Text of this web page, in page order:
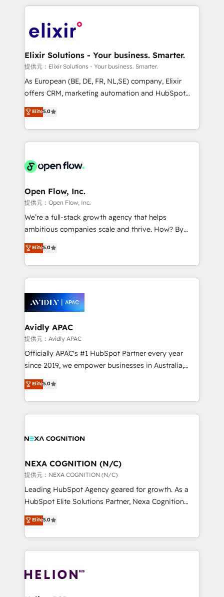
HIPAA-aware; CASL-compliant; GDPR-ready
implementations where required 💡 Why 500+
built to scale.
applications of our solutions; Technical HubSpot
Design, Migrations + Integrations. Mole Street’s
greatness, which is achieved through creating
absolute clarity, derived from a well-defined
strategy, executed well, and reported on with clear
results. The culture is driven by core values; Joy, Grit,
Mindedness, and Clarity. We are driven to win for the
collective good of the company and its clientele, and
things are happening.
Elixir Solutions - Your business. Smarter.
提供元：Elixir Solutions - Your business. Smarter.
As European (BE, DE, FR, NL,SE) company, Elixir
offers CRM, marketing automation and HubSpot
integration products and services to mid-market
and enterprise customers. We ensure that your sales,
service and marketing department operates in the
most effective way, while at the same time
integrated buyers journey. Elixir is located in
and Stockholm Elixir is a first mover and leader
when it comes to HubSpot sales and service
implementations, highly renowned for our business
acumen, process (re-)design experience and a
integrate HubSpot with complex solutions like SAP,
MicroSoft, custom solutions,... Our company also has
execution, CPQ, customer portals and HubSpot CMS
Elite5.0
Open Flow, Inc.
提供元：Open Flow, Inc.
We’re a full-stack growth agency that helps
ambitious companies scale and thrive. How? By
upgrading and streamlining every single revenue-
generating aspect of your business. We’re proud
HubSpot Elite Solutions Partners and devout CRM
nerds who can harness HubSpot’s custom digital
experience. Working hand-in-hand with your team,
we’ll assemble a RevOps machine that drives more
traffic, generates better leads and crushes your
revenue goals. We've worked with thousands of
HubSpot customers and we'd love to work with you
too! Clients come to us for: Advanced CRM solutions
HubSpot Data System Migrations between systems
to HubSpot New lead generation strategies Time-
Elite5.0
Avidly APAC
提供元：Avidly APAC
Officially APAC's #1 HubSpot Partner every year
since 2019, we empower businesses in Australia,
New Zealand, and globally to realise their full
potential through enterprise HubSpot CRM
implementation. And we deliver best practice across
the whole HubSpot platform, covering marketing,
all businesses, from start-up to Enterprise, and have
the world. Our human approach to digital
transformation is designed for businesses who want
to grow. And we're passionate about APAC
businesses leading the world in technology, agility
record migrating businesses from CRM & Marketing
Platforms such as Salesforce, Dynamics, Pipedrive,
with attract and retain customers, manage their
business people and processes, and how they
Elite5.0
NEXA COGNITION (N/C)
提供元：NEXA COGNITION (N/C)
Leading HubSpot Agency geared for growth. As a
HubSpot Elite Solutions Partner, Nexa Cognition
ranks in the top 1% of global HubSpot Partners and
has been one of the longest-standing partners since
2012. We empower businesses to harness the full
potential of HubSpot by combining strategic
bespoke HubSpot solutions tailored to drive
Elite5.0